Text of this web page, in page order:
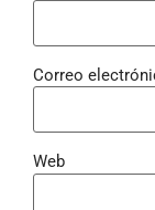
Correo
Web